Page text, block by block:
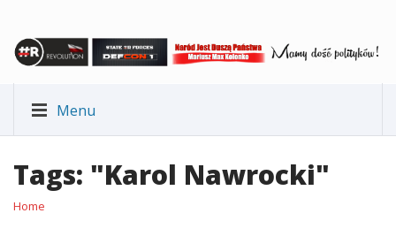
Menu
Tags: "Karol Nawrocki"
Home